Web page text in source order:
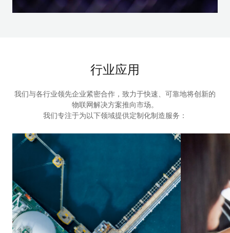
行业应用
我们与各行业领先企业紧密合作，致力于快速、可靠地将创新的
物联网解决方案推向市场。
我们专注于为以下领域提供定制化制造服务：